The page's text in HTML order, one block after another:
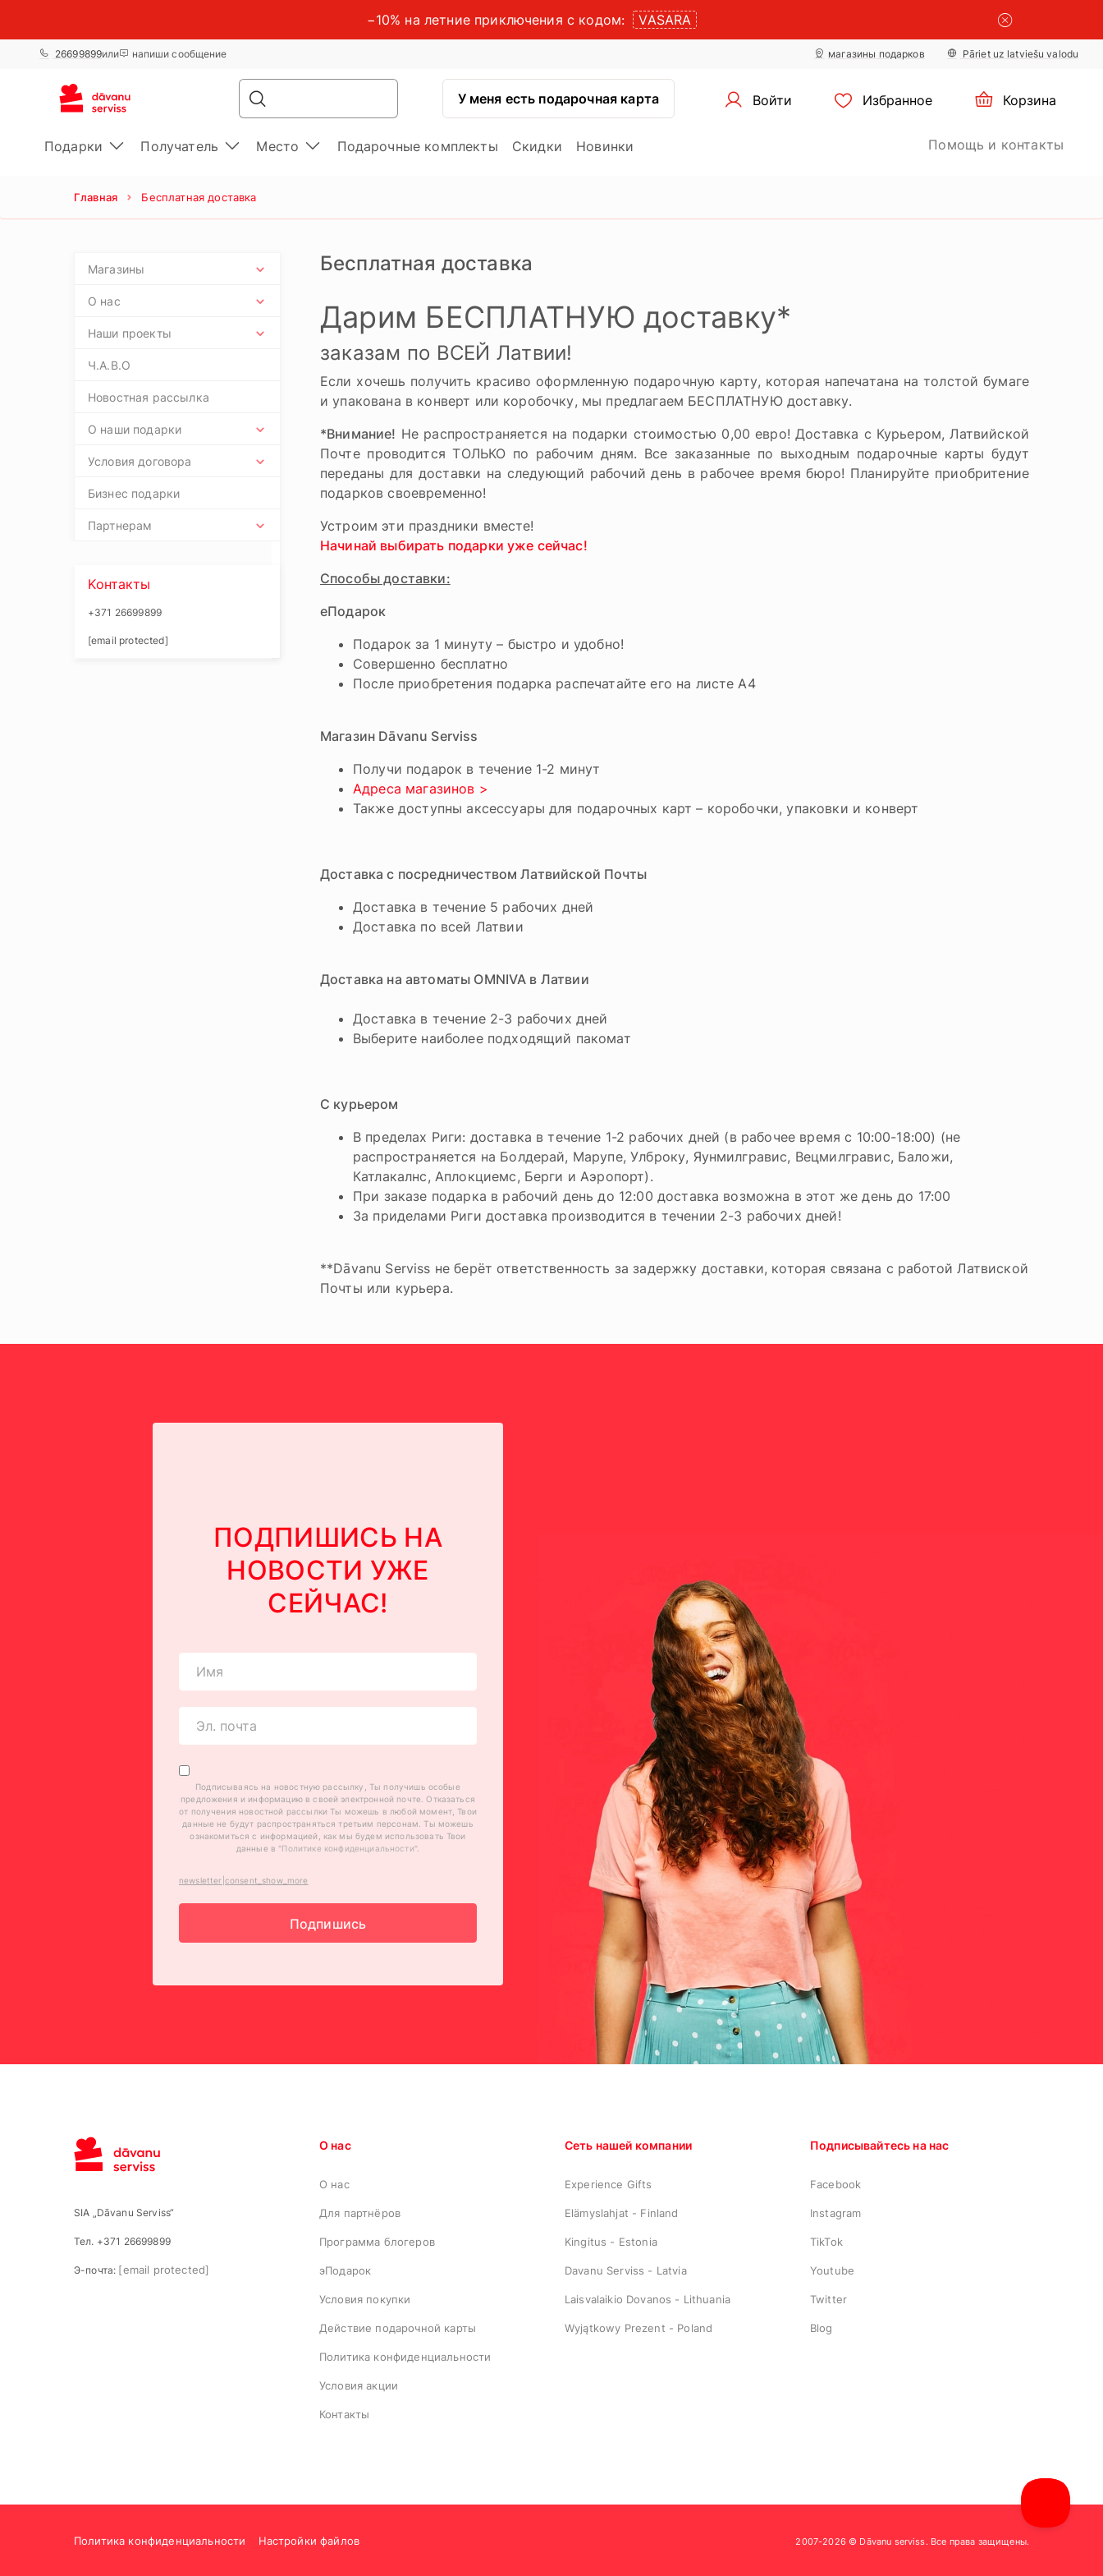
−10% на летние приключения с кодом: VASARA
26699899или напиши сообщение магазины подарков Pāriet uz latviešu valodu
У меня есть подарочная карта Войти Избранное Корзина
Подарки Получатель Место Подарочные комплекты Скидки Новинки Помощь и контакты
Главная Бесплатная доставка
Магазины
О нас
Наши проекты
Ч.А.В.О
Новостная рассылка
О наши подарки
Условия договора
Бизнес подарки
Партнерам
Kонтакты
+371 26699899
[email protected]
Бесплатная доставка
Дарим БЕСПЛАТНУЮ доставку*
заказам по ВСЕЙ Латвии!
Если хочешь получить красиво оформленную подарочную карту, которая напечатана на толстой бумаге
и упакована в конверт или коробочку, мы предлагаем БЕСПЛАТНУЮ доставку.
*Внимание! Не распространяется на подарки стоимостью 0,00 евро! Доставка с Курьером, Латвийской
Почте проводится ТОЛЬКО по рабочим дням. Все заказанные по выходным подарочные карты будут
переданы для доставки на следующий рабочий день в рабочее время бюро! Планируйте приобритение
подарков своевременно!
Устроим эти праздники вместе!
Начинай выбирать подарки уже сейчас!
Способы доставки:
еПодарок
Подарок за 1 минуту – быстро и удобно!
Совершенно бесплатно
После приобретения подарка распечатайте его на листе A4
Магазин Dāvanu Serviss
Получи подарок в течение 1-2 минут
Адреса магазинов >
Также доступны аксессуары для подарочных карт – коробочки, упаковки и конверт
Доставка с посредничеством Латвийской Почты
Доставка в течение 5 рабочих дней
Доставка по всей Латвии
Доставка на автоматы OMNIVA в Латвии
Доставка в течение 2-3 рабочих дней
Выберите наиболее подходящий пакомат
С курьером
В пределах Риги: доставка в течение 1-2 рабочих дней (в рабочее время с 10:00-18:00) (не
распространяется на Болдерай, Марупе, Улброку, Яунмилгравис, Вецмилгравис, Баложи,
Катлакалнс, Аплокциемс, Берги и Аэропорт).
При заказе подарка в рабочий день до 12:00 доставка возможна в этот же день до 17:00
За приделами Риги доставка производится в течении 2-3 рабочих дней!
**Dāvanu Serviss не берёт ответственность за задержку доставки, которая связана с работой Латвиской
Почты или курьера.
ПОДПИШИСЬ НА
НОВОСТИ УЖЕ
СЕЙЧАС!
Подписываясь на новостную рассылку, Ты получишь особые
предложения и информацию в своей электронной почте. Отказаться
от получения новостной рассылки Ты можешь в любой момент, Твои
данные не будут распространяться третьим персонам. Ты можешь
ознакомиться с информацией, как мы будем использовать Твои
данные в "Политике конфиденциальности".
newsletter|consent_show_more
Подпишись
SIA „Dāvanu Serviss“
Тел. +371 26699899
Э-почта: [email protected]
О нас
О нас
Для партнёров
Программа блогеров
эПодарок
Условия покупки
Действие подарочной карты
Политика конфиденциальности
Условия акции
Контакты
Сеть нашей компании
Experience Gifts
Elämyslahjat - Finland
Kingitus - Estonia
Davanu Serviss - Latvia
Laisvalaikio Dovanos - Lithuania
Wyjątkowy Prezent - Poland
Подписывайтесь на нас
Facebook
Instagram
TikTok
Youtube
Twitter
Blog
Политика конфиденциальности Настройки файлов 2007-2026 © Dāvanu serviss. Все права защищены.
настройки
файлов cookie
×